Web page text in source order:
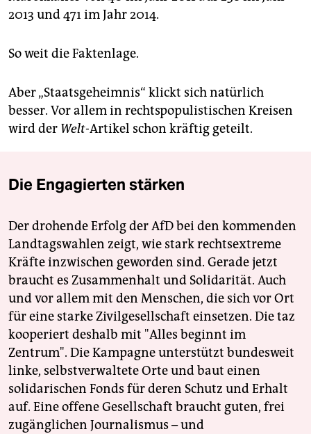
2013 und 471 im Jahr 2014.
So weit die Faktenlage.
Aber „Staatsgeheimnis“ klickt sich natürlich
besser. Vor allem in rechtspopulistischen Kreisen
wird der Welt-Artikel schon kräftig geteilt.
Die Engagierten stärken
Der drohende Erfolg der AfD bei den kommenden
Landtagswahlen zeigt, wie stark rechtsextreme
Kräfte inzwischen geworden sind. Gerade jetzt
braucht es Zusammenhalt und Solidarität. Auch
und vor allem mit den Menschen, die sich vor Ort
für eine starke Zivilgesellschaft einsetzen. Die taz
kooperiert deshalb mit "Alles beginnt im
Zentrum". Die Kampagne unterstützt bundesweit
linke, selbstverwaltete Orte und baut einen
solidarischen Fonds für deren Schutz und Erhalt
auf. Eine offene Gesellschaft braucht guten, frei
zugänglichen Journalismus – und